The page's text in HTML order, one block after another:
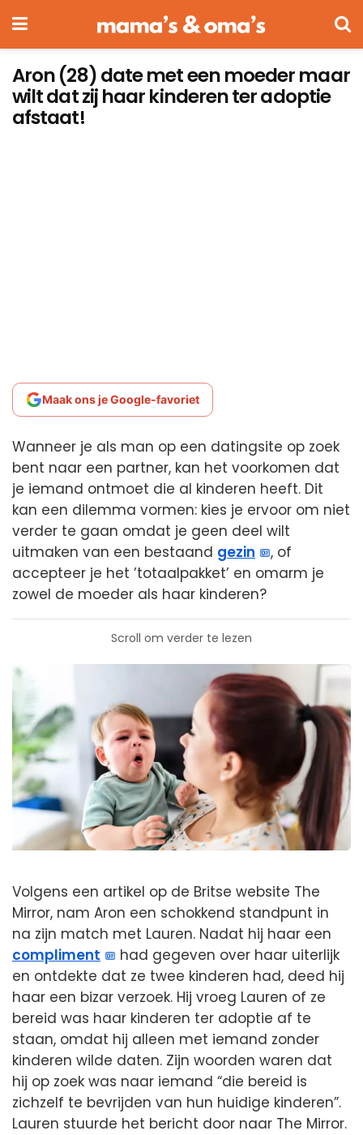
Aron (28) date met een moeder maar
wilt dat zij haar kinderen ter adoptie
afstaat!
Maak ons je Google-favoriet
Wanneer je als man op een datingsite op zoek
bent naar een partner, kan het voorkomen dat
je iemand ontmoet die al kinderen heeft. Dit
kan een dilemma vormen: kies je ervoor om niet
verder te gaan omdat je geen deel wilt
uitmaken van een bestaand gezin
, of
accepteer je het ’totaalpakket’ en omarm je
zowel de moeder als haar kinderen?
Scroll om verder te lezen
Volgens een artikel op de Britse website The
Mirror, nam Aron een schokkend standpunt in
na zijn match met Lauren. Nadat hij haar een
compliment
had gegeven over haar uiterlijk
en ontdekte dat ze twee kinderen had, deed hij
haar een bizar verzoek. Hij vroeg Lauren of ze
bereid was haar kinderen ter adoptie af te
staan, omdat hij alleen met iemand zonder
kinderen wilde daten. Zijn woorden waren dat
hij op zoek was naar iemand “die bereid is
zichzelf te bevrijden van hun huidige kinderen”.
Lauren stuurde het bericht door naar The Mirror.